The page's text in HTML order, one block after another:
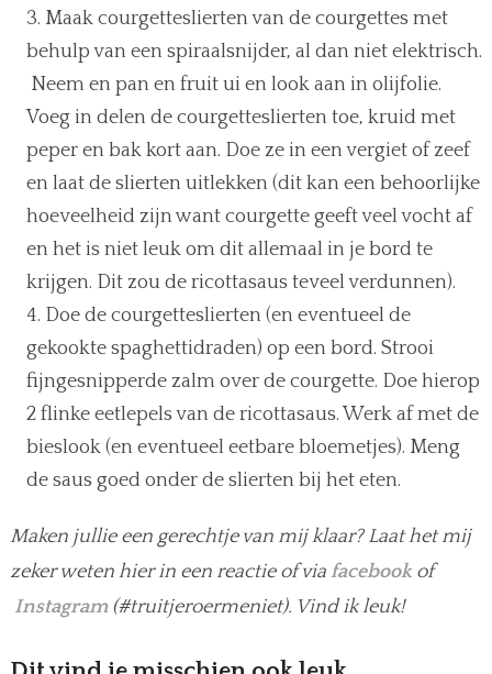
Maak courgetteslierten van de courgettes met
behulp van een spiraalsnijder, al dan niet elektrisch.
Neem en pan en fruit ui en look aan in olijfolie.
Voeg in delen de courgetteslierten toe, kruid met
peper en bak kort aan. Doe ze in een vergiet of zeef
en laat de slierten uitlekken (dit kan een behoorlijke
hoeveelheid zijn want courgette geeft veel vocht af
en het is niet leuk om dit allemaal in je bord te
krijgen. Dit zou de ricottasaus teveel verdunnen).
Doe de courgetteslierten (en eventueel de
gekookte spaghettidraden) op een bord. Strooi
fijngesnipperde zalm over de courgette. Doe hierop
2 flinke eetlepels van de ricottasaus. Werk af met de
bieslook (en eventueel eetbare bloemetjes). Meng
de saus goed onder de slierten bij het eten.
Maken jullie een gerechtje van mij klaar? Laat het mij
zeker weten hier in een reactie of via facebookof
Instagram(#truitjeroermeniet). Vind ik leuk!